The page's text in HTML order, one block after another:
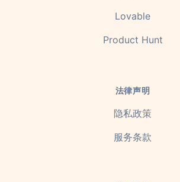
Lovable
Product Hunt
法律声明
隐私政策
服务条款